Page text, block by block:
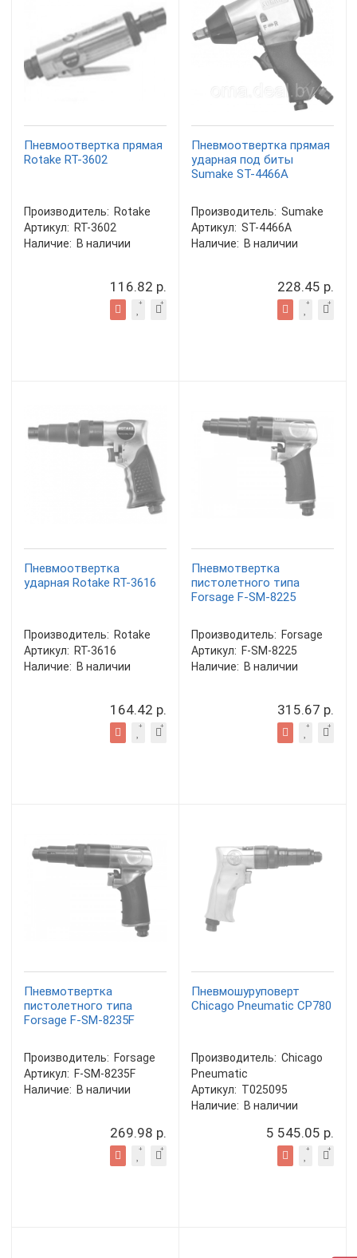
Пневмоотвертка прямая
Rotake RT-3602
Производитель: Rotake
Артикул: RT-3602
Наличие: В наличии
116.82 р.
Пневмоотвертка прямая
ударная под биты
Sumake ST-4466A
Производитель: Sumake
Артикул: ST-4466A
Наличие: В наличии
228.45 р.
Пневмоотвертка
ударная Rotake RT-3616
Производитель: Rotake
Артикул: RT-3616
Наличие: В наличии
164.42 р.
Пневмотвертка
пистолетного типа
Forsage F-SM-8225
Производитель: Forsage
Артикул: F-SM-8225
Наличие: В наличии
315.67 р.
Пневмотвертка
пистолетного типа
Forsage F-SM-8235F
Производитель: Forsage
Артикул: F-SM-8235F
Наличие: В наличии
269.98 р.
Пневмошуруповерт
Chicago Pneumatic CP780
Производитель: Chicago
Pneumatic
Артикул: T025095
Наличие: В наличии
5 545.05 р.